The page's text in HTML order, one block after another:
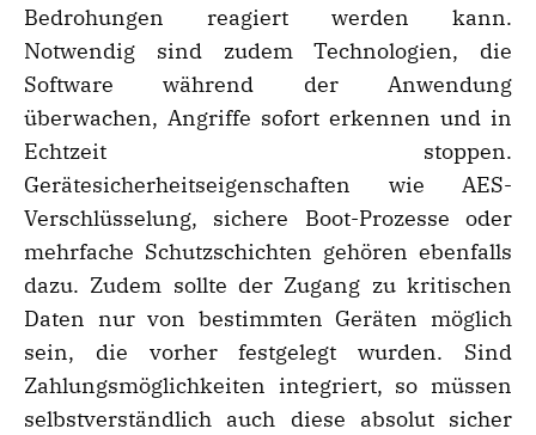
Bedrohungen reagiert werden kann.
Notwendig sind zudem Technologien, die
Software während der Anwendung
überwachen, Angriffe sofort erkennen und in
Echtzeit stoppen.
Gerätesicherheitseigenschaften wie AES-
Verschlüsselung, sichere Boot-Prozesse oder
mehrfache Schutzschichten gehören ebenfalls
dazu. Zudem sollte der Zugang zu kritischen
Daten nur von bestimmten Geräten möglich
sein, die vorher festgelegt wurden. Sind
Zahlungsmöglichkeiten integriert, so müssen
selbstverständlich auch diese absolut sicher